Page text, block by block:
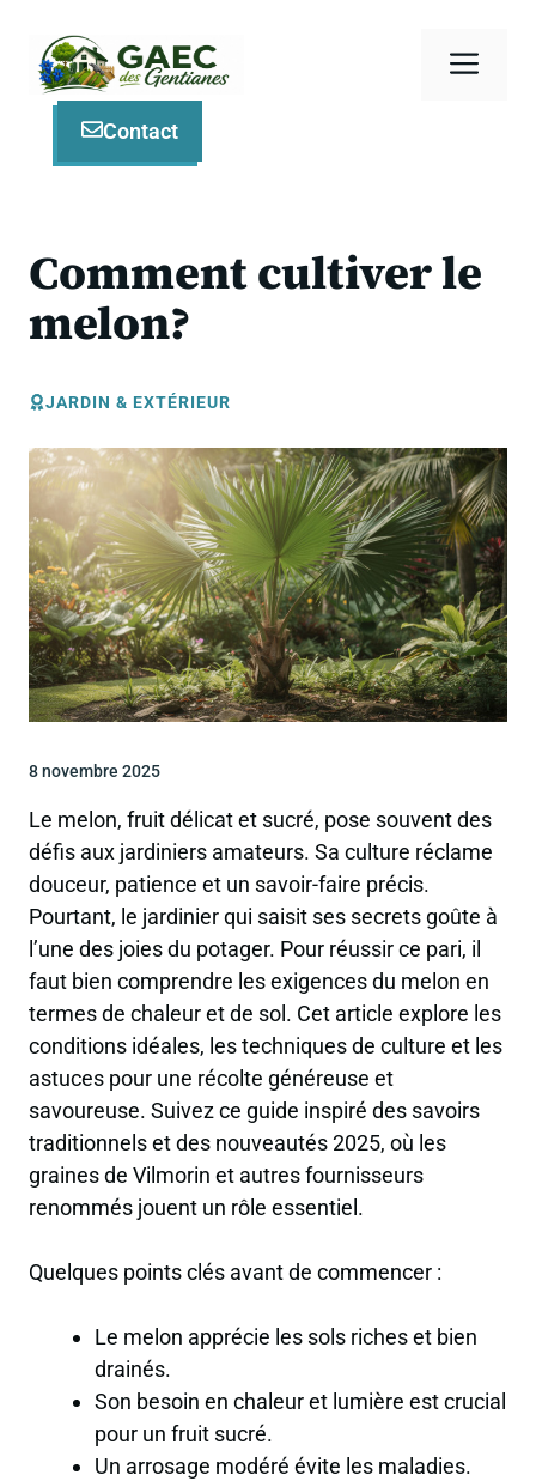
contenu
Contact
Comment cultiver le
melon?
JARDIN & EXTÉRIEUR
8 novembre 2025
Le melon, fruit délicat et sucré, pose souvent des
défis aux jardiniers amateurs. Sa culture réclame
douceur, patience et un savoir-faire précis.
Pourtant, le jardinier qui saisit ses secrets goûte à
l’une des joies du potager. Pour réussir ce pari, il
faut bien comprendre les exigences du melon en
termes de chaleur et de sol. Cet article explore les
conditions idéales, les techniques de culture et les
astuces pour une récolte généreuse et
savoureuse. Suivez ce guide inspiré des savoirs
traditionnels et des nouveautés 2025, où les
graines de Vilmorin et autres fournisseurs
renommés jouent un rôle essentiel.
Quelques points clés avant de commencer :
Le melon apprécie les sols riches et bien
drainés.
Son besoin en chaleur et lumière est crucial
pour un fruit sucré.
Un arrosage modéré évite les maladies.